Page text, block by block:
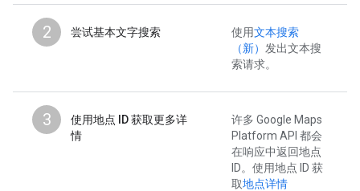
2 尝试基本文字搜索 使用文本搜索
（新） 发出文本搜
索请求。
3
使用地点 ID 获取更多详
情
许多 Google Maps
Platform API 都会
在响应中返回地点
ID。使用地点 ID 获
取地点详情